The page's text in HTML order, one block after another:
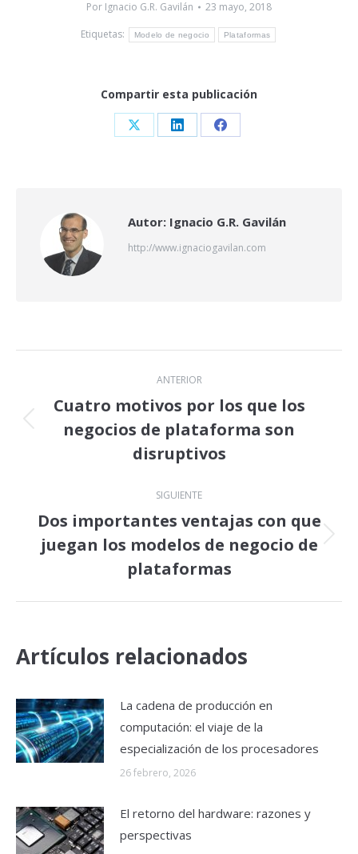
Por Ignacio G.R. Gavilán
23 mayo, 2018
Etiquetas:
Modelo de negocio Plataformas
Compartir esta publicación
Share Share Share
Autor: Ignacio G.R. Gavilán
http://www.ignaciogavilan.com
Navegación
entre
publicaciones
ANTERIOR
Publicación
anterior:
Cuatro motivos por los que los
negocios de plataforma son
disruptivos
SIGUIENTE
Publicación
siguiente:
Dos importantes ventajas con que
juegan los modelos de negocio de
plataformas
Artículos relacionados
La cadena de producción en
computación: el viaje de la
especialización de los procesadores
26 febrero, 2026
El retorno del hardware: razones y
perspectivas